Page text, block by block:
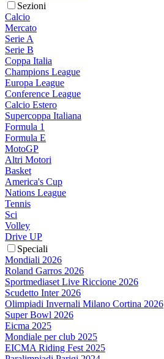
Sezioni
Calcio
Mercato
Serie A
Serie B
Coppa Italia
Champions League
Europa League
Conference League
Calcio Estero
Supercoppa Italiana
Formula 1
Formula E
MotoGP
Altri Motori
Basket
America's Cup
Nations League
Tennis
Sci
Volley
Drive UP
Speciali
Mondiali 2026
Roland Garros 2026
Sportmediaset Live Riccione 2026
Scudetto Inter 2026
Olimpiadi Invernali Milano Cortina 2026
Super Bowl 2026
Eicma 2025
Mondiale per club 2025
EICMA Riding Fest 2025